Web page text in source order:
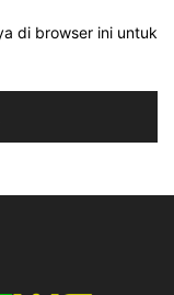
di browser ini untuk